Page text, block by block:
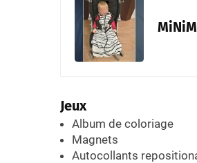
Jeux
Album de coloriage
Magnets
Autocollants